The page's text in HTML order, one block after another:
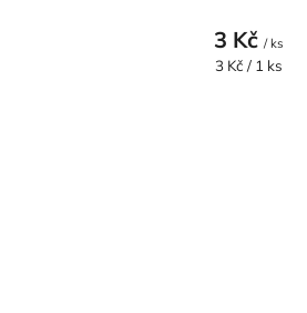
3 Kč / ks
Měrná
3 Kč / 1 ks